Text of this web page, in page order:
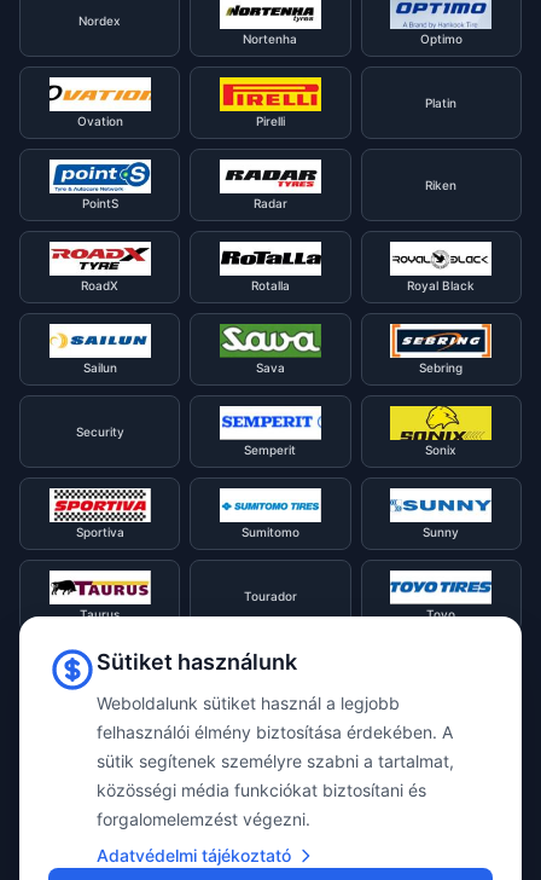
Nordex
Nortenha
Optimo
Ovation Pirelli
Platin
PointS Radar
Riken
RoadX Rotalla Royal Black
Sailun Sava Sebring
Security
Semperit
Sonix
Sportiva Sumitomo Sunny
Taurus
Tourador
Toyo
Tracmax
Triangle
Viking Voyager
Vredestein
Sütiket használunk
Weboldalunk sütiket használ a legjobb
felhasználói élmény biztosítása érdekében. A
sütik segítenek személyre szabni a tartalmat,
közösségi média funkciókat biztosítani és
forgalomelemzést végezni.
Adatvédelmi tájékoztató